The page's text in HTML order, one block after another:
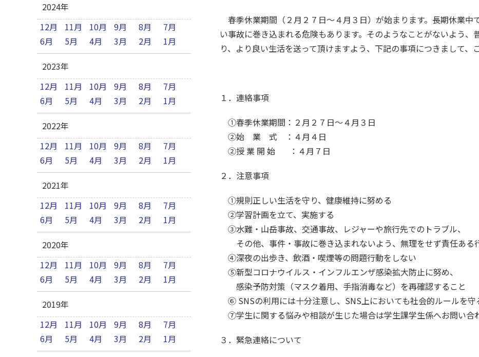
春季休業期間（２月２７日～４月３日）が始まります。長期休業中
い事故に巻き込まれる危険もあります。そのようなことがないよう
り、より良い生活を送って頂けますよう、下記の事項につきまして、
１．連絡事項
①春季休業期間：２月２７日～４月３日
②始 業 式 ：４月４日
②授 業 開 始 ：４月７日
２．注意事項
①規則正しい生活を守り、健康維持に努める
②学習計画を立て、実施する
③水難・山岳事故、交通事故、レジャーや旅行先でのトラブル、
その他、事件・事故に巻き込まれないよう、無理をせず責任ある
④深夜の出歩き、飲酒・喫煙等の問題行動をしない
⑤新型コロナウイルス・インフルエンザ感染拡大防止に努め、
感染予防対策（マスク着用、手指消毒など）を再確認すること
⑥ SNSの利用には十分注意し、SNS上においても社会的ルールを守
⑦学生に関する悩みや相談が生じた場合は学生課学生係へお問い合
３．緊急連絡について
2024年
12月
11月 10月 9月 8月
7月
6月
5月 4月 3月 2月 1月
2023年
12月
11月 10月 9月 8月
7月
6月
5月 4月 3月 2月 1月
2022年
12月
11月 10月 9月 8月
7月
6月
5月 4月 3月 2月 1月
2021年
12月
11月 10月 9月 8月
7月
6月
5月 4月 3月 2月 1月
2020年
12月
11月 10月 9月 8月
7月
6月
5月 4月 3月 2月 1月
2019年
12月
11月 10月 9月 8月
7月
6月
5月 4月 3月 2月 1月